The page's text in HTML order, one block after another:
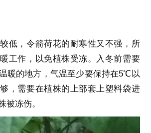
低，令箭荷花的耐寒性又不强，所
工作，以免植株受冻。入冬前需要
暖的地方，气温至少要保持在5℃以
，需要在植株的上部套上塑料袋进
被冻伤。